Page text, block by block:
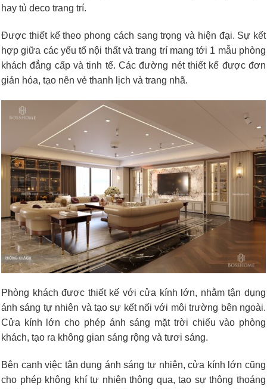
hay tủ deco trang trí.
Được thiết kế theo phong cách sang trọng và hiện đại. Sự kết
hợp giữa các yếu tố nội thất và trang trí mang tới 1 mẫu phòng
khách đẳng cấp và tinh tế. Các đường nét thiết kế được đơn
giản hóa, tạo nên vẻ thanh lịch và trang nhã.
Phòng khách được thiết kế với cửa kính lớn, nhằm tận dụng
ánh sáng tự nhiên và tạo sự kết nối với môi trường bên ngoài.
Cửa kính lớn cho phép ánh sáng mặt trời chiếu vào phòng
khách, tạo ra không gian sáng rộng và tươi sáng.
Bên cạnh việc tận dụng ánh sáng tự nhiên, cửa kính lớn cũng
cho phép không khí tự nhiên thông qua, tạo sự thông thoáng